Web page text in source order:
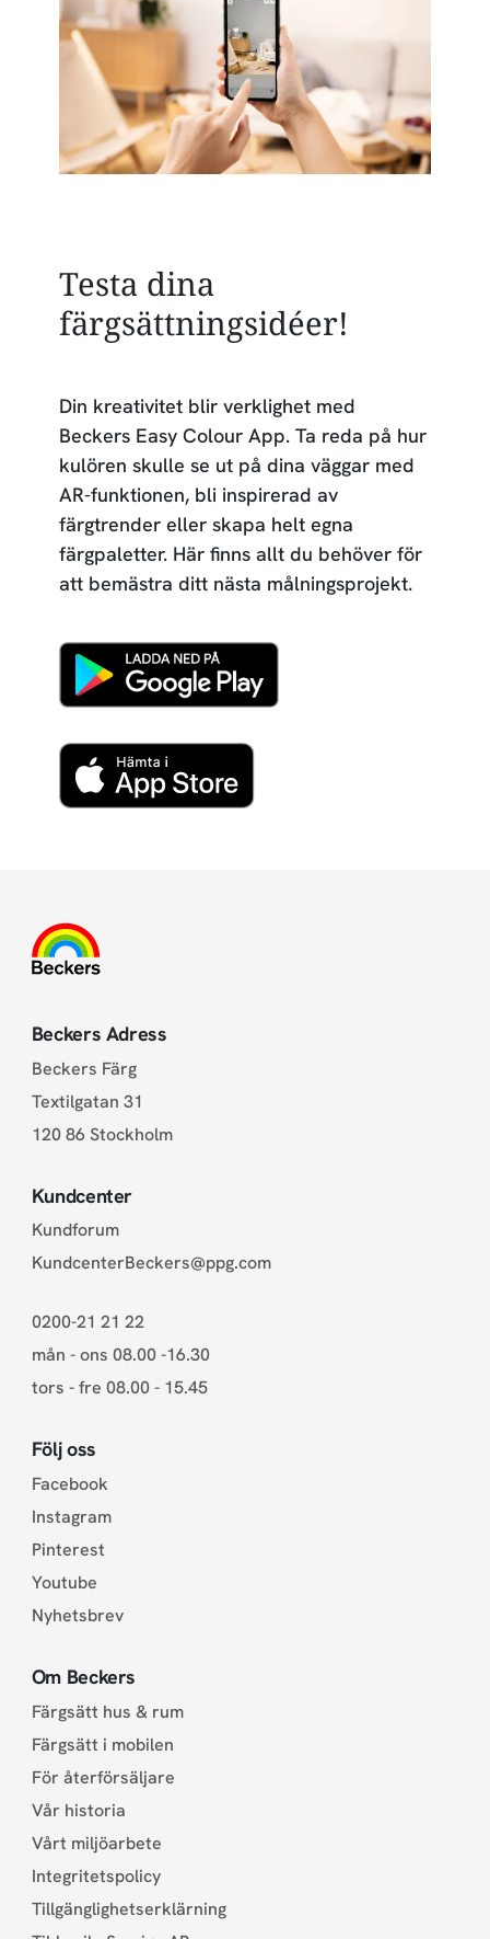
Testa dina
färgsättningsidéer!
Din kreativitet blir verklighet med
Beckers Easy Colour App. Ta reda på hur
kulören skulle se ut på dina väggar med
AR-funktionen, bli inspirerad av
färgtrender eller skapa helt egna
färgpaletter. Här finns allt du behöver för
att bemästra ditt nästa målningsprojekt.
Beckers Adress
Beckers Färg
Textilgatan 31
120 86 Stockholm
Kundcenter
Kundforum
KundcenterBeckers@ppg.com
0200-21 21 22
mån - ons 08.00 -16.30
tors - fre 08.00 - 15.45
Följ oss
Facebook
Instagram
Pinterest
Youtube
Nyhetsbrev
Om Beckers
Färgsätt hus & rum
Färgsätt i mobilen
För återförsäljare
Vår historia
Vårt miljöarbete
Integritetspolicy
Tillgänglighetserklärning